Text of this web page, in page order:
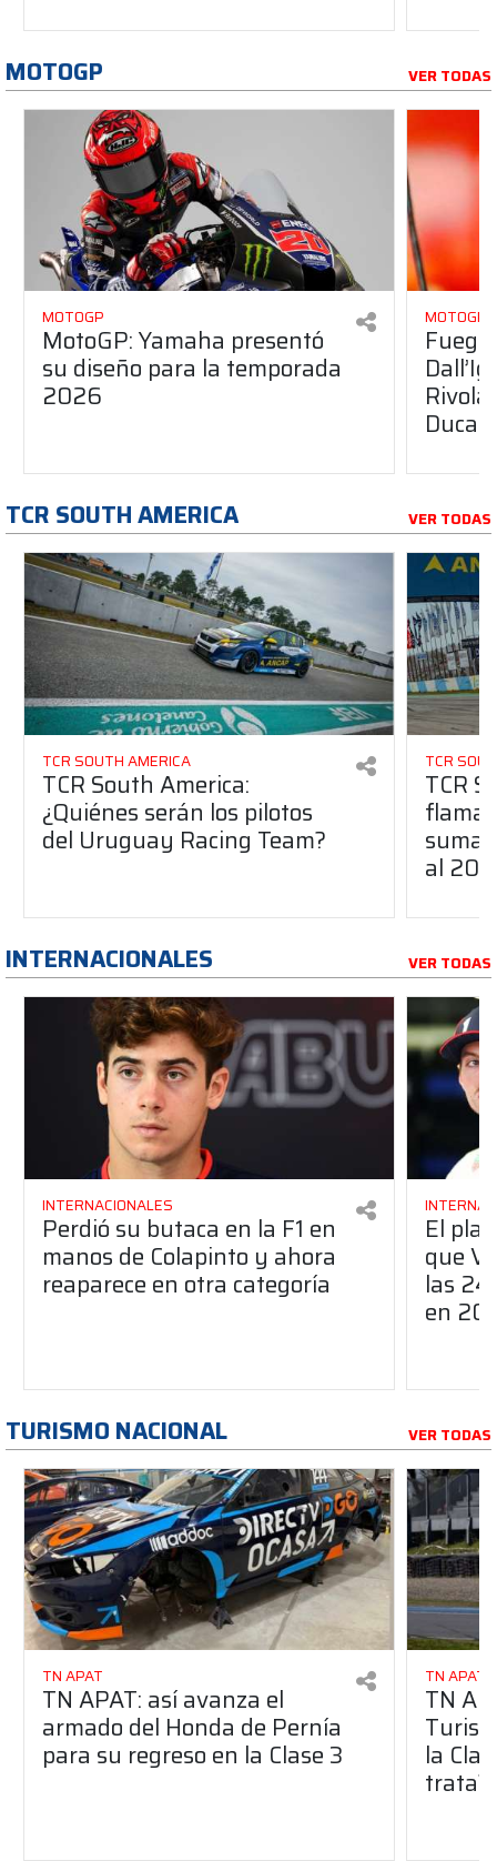
MOTOGP VER TODAS
MOTOGP
MotoGP: Yamaha presentó
su diseño para la temporada
2026
MOTOGP
Ducati
TCR SOUTH AMERICA VER TODAS
TCR SOUTH AMERICA
TCR South America:
¿Quiénes serán los pilotos
del Uruguay Racing Team?
TCR
TCR
suma
al
INTERNACIONALES VER TODAS
INTERNACIONALES
Perdió su butaca en la F1 en
manos de Colapinto y ahora
reaparece en otra categoría
El
que
las
en
TURISMO NACIONAL VER TODAS
TN APAT
TN APAT: así avanza el
armado del Honda de Pernía
para su regreso en la Clase 3
TN APAT
TN
la
trata?